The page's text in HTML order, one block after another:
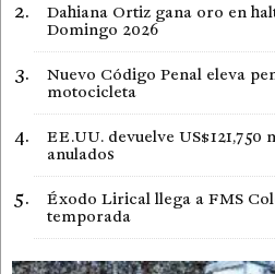
Dahiana Ortiz gana oro en
Domingo 2026
Nuevo Código Penal eleva
motocicleta
EE.UU. devuelve
anulados
Éxodo Lirical llega a FMS
temporada